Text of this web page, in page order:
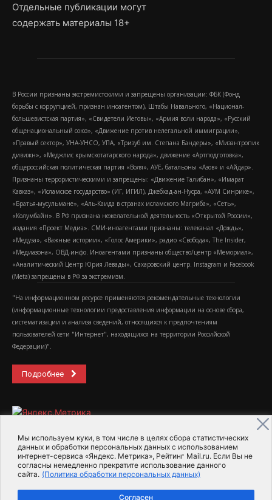
Мы используем куки, в том числе в целях сбора статистических
данных и обработки персональных данных с использованием
интернет-сервиса «Яндекс. Метрика», Рейтинг Mail.ru. Если Вы не
согласны немедленно прекратите использование данного
сайта. (Политика обработки персональных данных)
Согласен
Отдельные публикации могут
содержать материалы 18+
В России признаны экстремистскими и запрещены организации: ФБК (Фонд
борьбы с коррупцией, признан иноагентом), Штабы Навального, «Национал-
большевистская партия», «Свидетели Иеговы», «Армия воли народа», «Русский
общенациональный союз», «Движение против нелегальной иммиграции»,
«Правый сектор», УНА-УНСО, УПА, «Тризуб им. Степана Бандеры», «Мизантропик
дивижн», «Меджлис крымскотатарского народа», движение «Артподготовка»,
общероссийская политическая партия «Воля», АУЕ, батальоны «Азов» и «Айдар».
Признаны террористическими и запрещены: «Движение Талибан», «Имарат
Кавказ», «Исламское государство» (ИГ, ИГИЛ), Джебхад-ан-Нусра, «АУМ Синрике»,
«Братья-мусульмане», «Аль-Каида в странах исламского Магриба», «Сеть»,
«Колумбайн». В РФ признана нежелательной деятельность «Открытой России»,
издания «Проект Медиа». СМИ-иноагентами признаны: телеканал «Дождь»,
«Медуза», «Важные истории», «Голос Америки», радио «Свобода», The Insider,
«Медиазона», ОВД-инфо. Иноагентами признаны общество/центр «Мемориал»,
«Аналитический Центр Юрия Левады», Сахаровский центр. Instagram и Facebook
(Metа) запрещены в РФ за экстремизм.
"На информационном ресурсе применяются рекомендательные технологии
(информационные технологии предоставления информации на основе сбора,
систематизации и анализа сведений, относящихся к предпочтениям
пользователей сети "Интернет", находящихся на территории Российской
Федерации)".
Подробнее
2015-2026- Информационное агентство МедиаПоток
Для справки Об издании
Пользовательское соглашение